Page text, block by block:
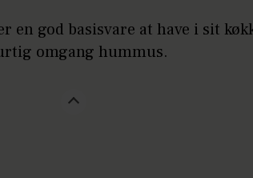
en god basisvare at have i sit
omgang hummus.